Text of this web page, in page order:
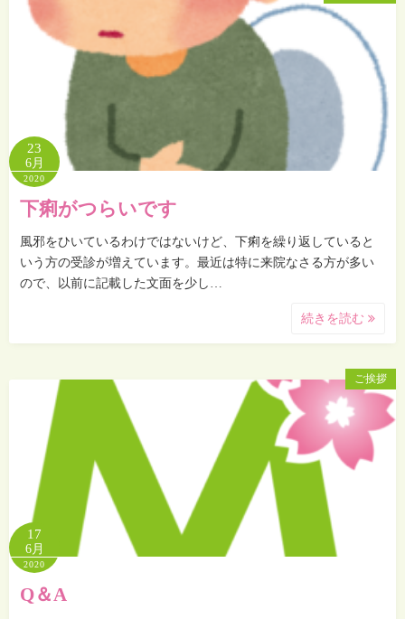
23
6月
2020
下痢がつらいです
風邪をひいているわけではないけど、下痢を繰り返していると
いう方の受診が増えています。最近は特に来院なさる方が多い
ので、以前に記載した文面を少し…
続きを読む
ご挨拶
17
6月
2020
Q＆A